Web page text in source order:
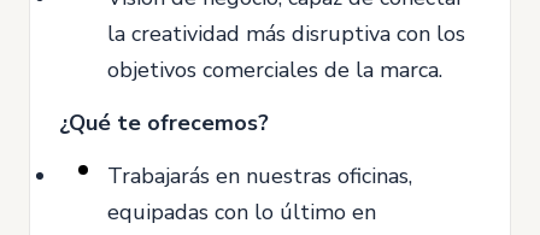
la creatividad más disruptiva con los
objetivos comerciales de la marca.
¿Qué te ofrecemos?
Trabajarás en nuestras oficinas,
equipadas con lo último en